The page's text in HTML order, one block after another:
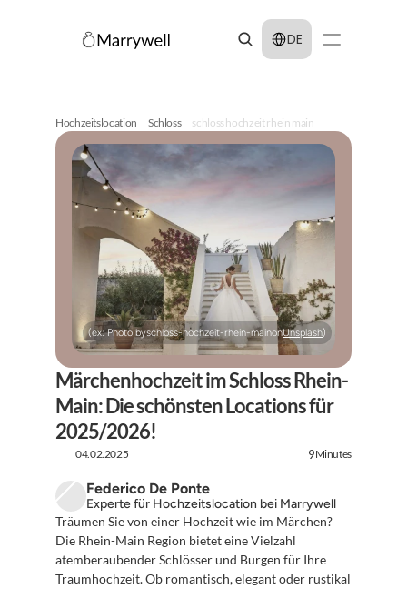
Select Language
DE
Hochzeitslocation Schloss schloss hochzeit rhein main
(ex: Photo byschloss-hochzeit-rhein-mainonUnsplash)
Märchenhochzeit im Schloss Rhein-
Main: Die schönsten Locations für
2025/2026!
04.02.2025 9Minutes
Federico De Ponte
Experte für Hochzeitslocation bei Marrywell
Träumen Sie von einer Hochzeit wie im Märchen?
Die Rhein-Main Region bietet eine Vielzahl
atemberaubender Schlösser und Burgen für Ihre
Traumhochzeit. Ob romantisch, elegant oder rustikal